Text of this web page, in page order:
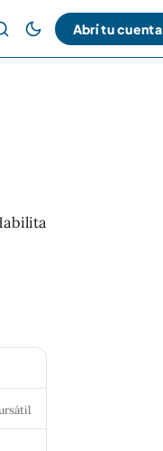
Abrí tu cuenta